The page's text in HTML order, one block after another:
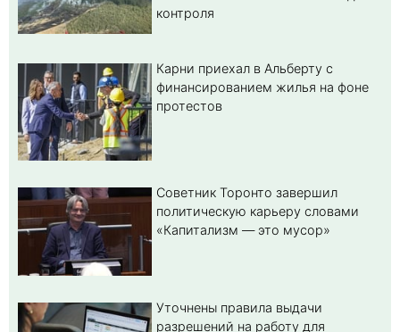
контроля
Карни приехал в Альберту с
финансированием жилья на фоне
протестов
Советник Торонто завершил
политическую карьеру словами
«Капитализм — это мусор»
Уточнены правила выдачи
разрешений на работу для